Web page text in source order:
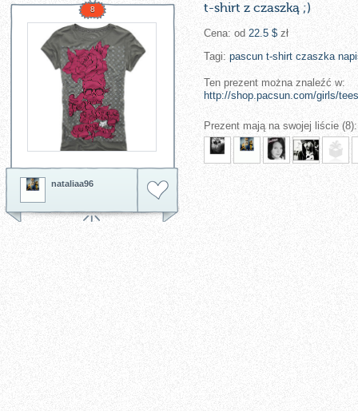
8
nataliaa96
t-shirt z czaszką ;)
Cena: od 22.5 $ zł
Tagi: pascun t-shirt czaszka
Ten prezent można znaleźć w:
http://shop.pacsun.com/girls/
Prezent mają na swojej liście (8):